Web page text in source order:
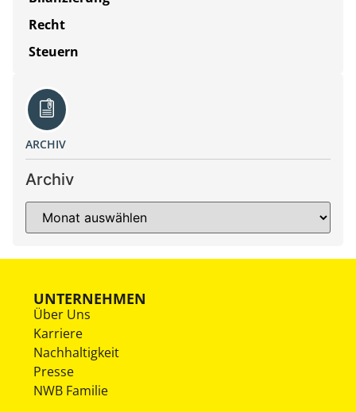
Recht
Steuern
ARCHIV
Archiv
UNTERNEHMEN
Über Uns
Karriere
Nachhaltigkeit
Presse
NWB Familie